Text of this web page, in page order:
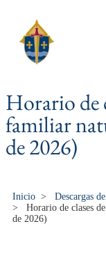
Horario de
familiar
de 2026)
Inicio >
Descargas
>
Horario de clases
de 2026)